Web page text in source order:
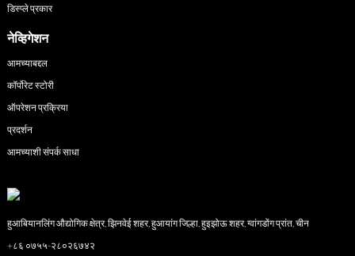
डिस्प्ले प्रकार
नेव्हिगेशन
आमच्याबद्दल
कॉर्पोरेट स्टोरी
ऑपरेशन प्रक्रिया
प्रदर्शन
आमच्याशी संपर्क साधा
हुआबियानलिंग औद्योगिक क्षेत्र, झिनवेई शहर, हुआयांग जिल्हा, हुइझोऊ शहर, ग्वांगडोंग प्रांत, चीन
+८६ ०७५५-२८०२६७४२